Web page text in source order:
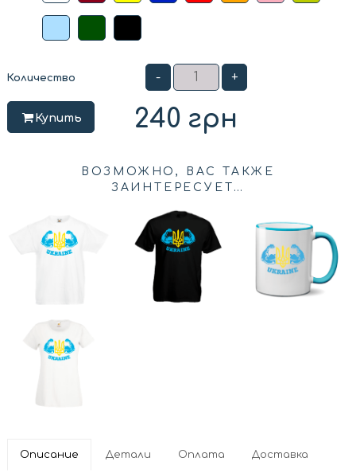
Количество - +
Купить 240 грн
ВОЗМОЖНО, ВАС ТАКЖЕ
ЗАИНТЕРЕСУЕТ…
Описание Детали Оплата Доставка